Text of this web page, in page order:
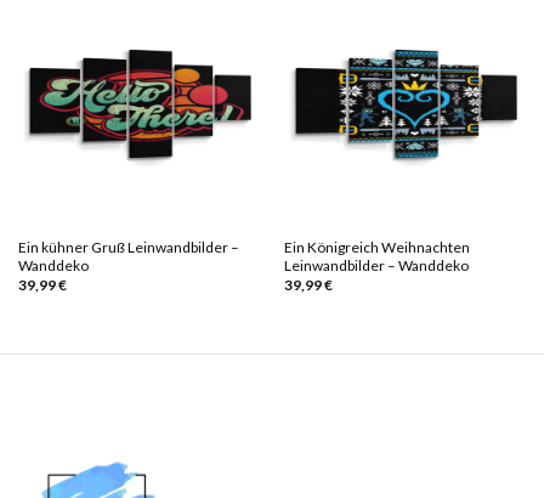
Ein kühner Gruß Leinwandbilder –
Wanddeko
39,99€
Ein Königreich Weihnachten
Leinwandbilder – Wanddeko
39,99€